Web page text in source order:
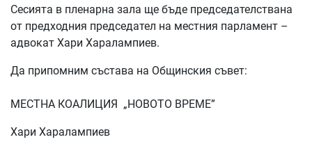
Сесията в пленарна зала ще бъде председателствана
от предходния председател на местния парламент –
адвокат Хари Харалампиев.
Да припомним състава на Общинския съвет:
МЕСТНА КОАЛИЦИЯ „НОВОТО ВРЕМЕ”
Хари Харалампиев